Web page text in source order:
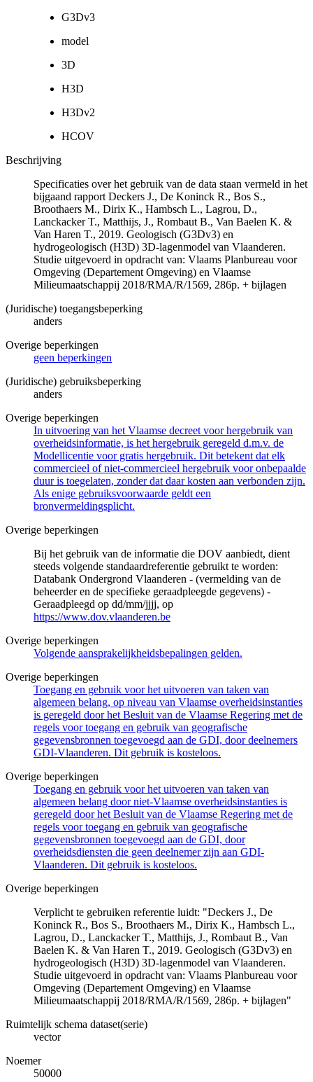
G3Dv3
model
3D
H3D
H3Dv2
HCOV
Beschrijving
Specificaties over het gebruik van de data staan vermeld in het
bijgaand rapport Deckers J., De Koninck R., Bos S.,
Broothaers M., Dirix K., Hambsch L., Lagrou, D.,
Lanckacker T., Matthijs, J., Rombaut B., Van Baelen K. &
Van Haren T., 2019. Geologisch (G3Dv3) en
hydrogeologisch (H3D) 3D-lagenmodel van Vlaanderen.
Studie uitgevoerd in opdracht van: Vlaams Planbureau voor
Omgeving (Departement Omgeving) en Vlaamse
Milieumaatschappij 2018/RMA/R/1569, 286p. + bijlagen
(Juridische) toegangsbeperking
anders
Overige beperkingen
geen beperkingen
(Juridische) gebruiksbeperking
anders
Overige beperkingen
In uitvoering van het Vlaamse decreet voor hergebruik van
overheidsinformatie, is het hergebruik geregeld d.m.v. de
Modellicentie voor gratis hergebruik. Dit betekent dat elk
commercieel of niet-commercieel hergebruik voor onbepaalde
duur is toegelaten, zonder dat daar kosten aan verbonden zijn.
Als enige gebruiksvoorwaarde geldt een
bronvermeldingsplicht.
Overige beperkingen
Bij het gebruik van de informatie die DOV aanbiedt, dient
steeds volgende standaardreferentie gebruikt te worden:
Databank Ondergrond Vlaanderen - (vermelding van de
beheerder en de specifieke geraadpleegde gegevens) -
Geraadpleegd op dd/mm/jjjj, op
https://www.dov.vlaanderen.be
Overige beperkingen
Volgende aansprakelijkheidsbepalingen gelden.
Overige beperkingen
Toegang en gebruik voor het uitvoeren van taken van
algemeen belang, op niveau van Vlaamse overheidsinstanties
is geregeld door het Besluit van de Vlaamse Regering met de
regels voor toegang en gebruik van geografische
gegevensbronnen toegevoegd aan de GDI, door deelnemers
GDI-Vlaanderen. Dit gebruik is kosteloos.
Overige beperkingen
Toegang en gebruik voor het uitvoeren van taken van
algemeen belang door niet-Vlaamse overheidsinstanties is
geregeld door het Besluit van de Vlaamse Regering met de
regels voor toegang en gebruik van geografische
gegevensbronnen toegevoegd aan de GDI, door
overheidsdiensten die geen deelnemer zijn aan GDI-
Vlaanderen. Dit gebruik is kosteloos.
Overige beperkingen
Verplicht te gebruiken referentie luidt: "Deckers J., De
Koninck R., Bos S., Broothaers M., Dirix K., Hambsch L.,
Lagrou, D., Lanckacker T., Matthijs, J., Rombaut B., Van
Baelen K. & Van Haren T., 2019. Geologisch (G3Dv3) en
hydrogeologisch (H3D) 3D-lagenmodel van Vlaanderen.
Studie uitgevoerd in opdracht van: Vlaams Planbureau voor
Omgeving (Departement Omgeving) en Vlaamse
Milieumaatschappij 2018/RMA/R/1569, 286p. + bijlagen"
Ruimtelijk schema dataset(serie)
vector
Noemer
50000